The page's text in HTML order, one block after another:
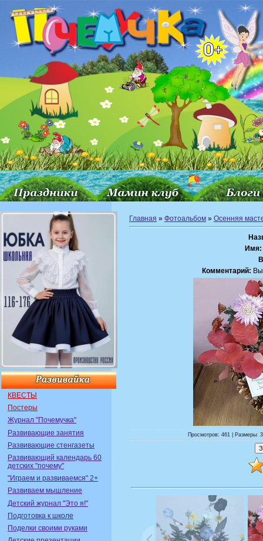
КВЕСТЫ
Постеры
Журнал "Почемучка"
Развивающие занятия
Развивающие стенгазеты
Развивающий календарь 60
детских "почему"
"Играем и развиваемся" 2+
Развиваем мышление
Детский журнал "Это я!"
Подготовка к школе
Поделки своими руками
Главная » Фотоальбом » Осенняя
Имя:
Комментарий:
Просмотров: 461 | Размеры: